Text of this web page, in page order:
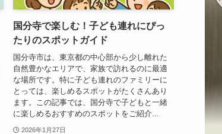
国分寺で楽しむ！子ども連れにぴっ
たりのスポットガイド
国分寺市は、東京都の中心部から少し離れた
自然豊かなエリアで、家族で訪れるのに最適
な場所です。特に子ども連れのファミリーに
とっては、楽しめるスポットがたくさんあり
ます。この記事では、国分寺で子どもと一緒
に楽しめるおすすめのスポットをご紹介...
2026年1月27日